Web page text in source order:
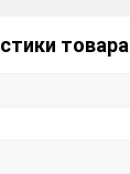
товара